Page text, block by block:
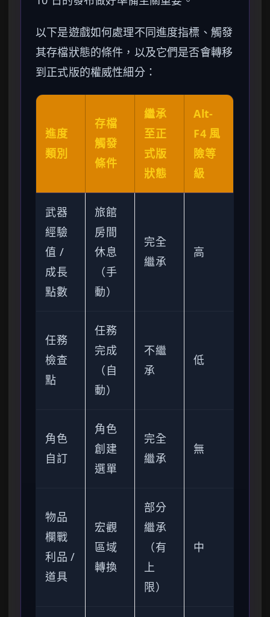
以下是遊戲如何處理不同進度指標、觸發
其存檔狀態的條件，以及它們是否會轉移
到正式版的權威性細分：
進度
類別
存檔
觸發
條件
繼承
至正
式版
狀態
Alt-
F4 風
險等
級
武器
經驗
值 /
成長
點數
旅館
房間
休息
（手
動）
完全
繼承
高
任務
檢查
點
任務
完成
（自
動）
不繼
承
低
角色
自訂
角色
創建
選單
完全
繼承
無
物品
欄戰
利品 /
道具
宏觀
區域
轉換
部分
繼承
（有
上
限）
中